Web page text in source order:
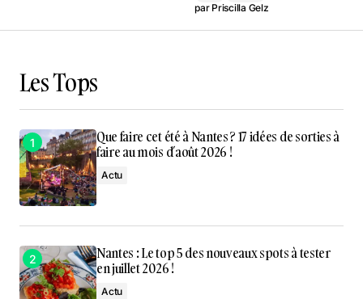
par Priscilla Gelz
Les Tops
Que faire cet été à Nantes ? 17 idées de sorties à
faire au mois d’août 2026 !
Actu
Nantes : Le top 5 des nouveaux spots à tester
en juillet 2026 !
Actu